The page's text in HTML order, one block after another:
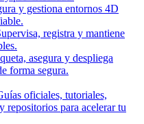
y gestiona entornos 4D
registra y mantiene
asegura y despliega
forma segura.
oficiales, tutoriales,
repositorios para acelerar tu